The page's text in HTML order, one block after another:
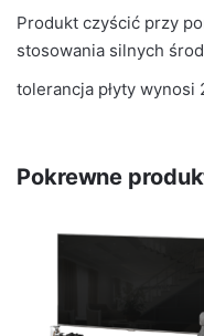
Produkt czyścić przy
stosowania silnych
tolerancja płyty wynosi
Pokrewne